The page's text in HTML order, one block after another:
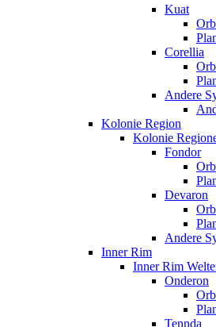
Kuat
Corellia
Andere
Kolonie Region
Kolonie
Fondor
Devaron
Andere
Inner Rim
Inner Rim
Onderon
Tennda